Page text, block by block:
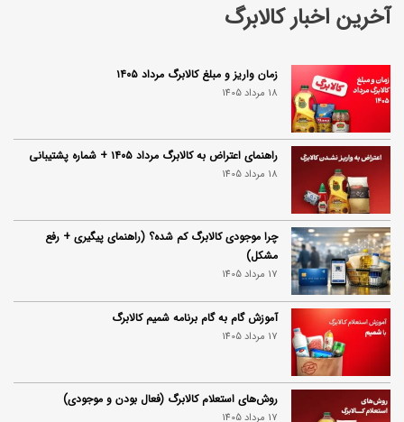
آخرین اخبار کالابرگ
زمان واریز و مبلغ کالابرگ مرداد ۱۴۰۵
18 مرداد 1405
راهنمای اعتراض به کالابرگ مرداد ۱۴۰۵ + شماره پشتیبانی
18 مرداد 1405
چرا موجودی کالابرگ کم شده؟ (راهنمای پیگیری + رفع
مشکل)
17 مرداد 1405
آموزش گام به گام برنامه شمیم کالابرگ
17 مرداد 1405
روش‌های استعلام کالابرگ (فعال بودن و موجودی)
17 مرداد 1405